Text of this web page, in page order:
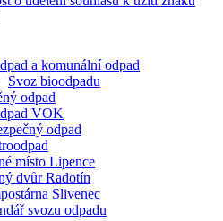
a komunální odpad
Svoz bioodpadu
odpad
VOK
odpad
místo Lipence
dvůr Radotín
Slivenec
svozu odpadu